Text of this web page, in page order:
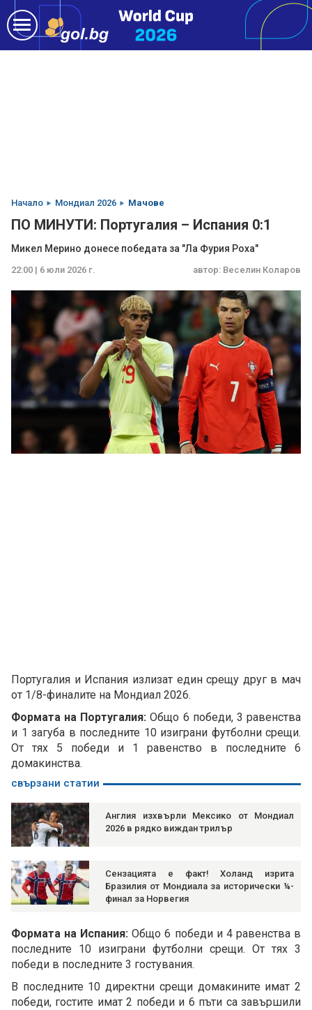
Начало Мондиал 2026 Мачове
ПО МИНУТИ: Португалия – Испания 0:1
Микел Мерино донесе победата за "Ла Фурия Роха"
22:00 | 6 юли 2026 г. автор: Веселин Коларов
Португалия и Испания излизат един срещу друг в мач
от 1/8-финалите на Мондиал 2026.
Формата на Португалия:Общо 6 победи, 3 равенства
и 1 загуба в последните 10 изиграни футболни срещи.
От тях 5 победи и 1 равенство в последните 6
домакинства.
свързани статии
Англия изхвърли Мексико от Мондиал
2026 в рядко виждан трилър
Сензацията е факт! Холанд изрита
Бразилия от Мондиала за исторически ¼-
финал за Норвегия
Формата на Испания: Общо 6 победи и 4 равенства в
последните 10 изиграни футболни срещи. От тях 3
победи в последните 3 гостувания.
В последните 10 директни срещи домакините имат 2
победи, гостите имат 2 победи и 6 пъти са завършили